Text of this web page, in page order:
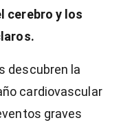
cerebro y los
descubren la
cardiovascular
graves